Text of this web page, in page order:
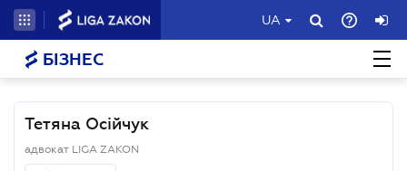
UA
БІЗНЕС
Тетяна Осійчук
адвокат LIGA ZAKON